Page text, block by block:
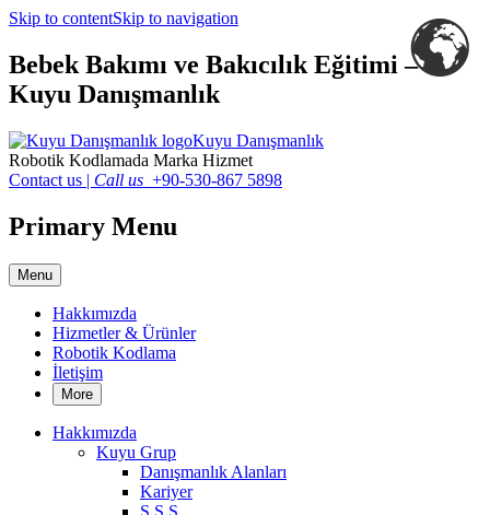
Skip to contentSkip to navigation
Bebek Bakımı ve Bakıcılık Eğitimi –
Kuyu Danışmanlık
Kuyu Danışmanlık
Robotik Kodlamada Marka Hizmet
Contact us | Call us +90-530-867 5898
Primary Menu
Menu
Hakkımızda
Hizmetler & Ürünler
Robotik Kodlama
İletişim
More
Hakkımızda
Kuyu Grup
Danışmanlık Alanları
Kariyer
S.S.S